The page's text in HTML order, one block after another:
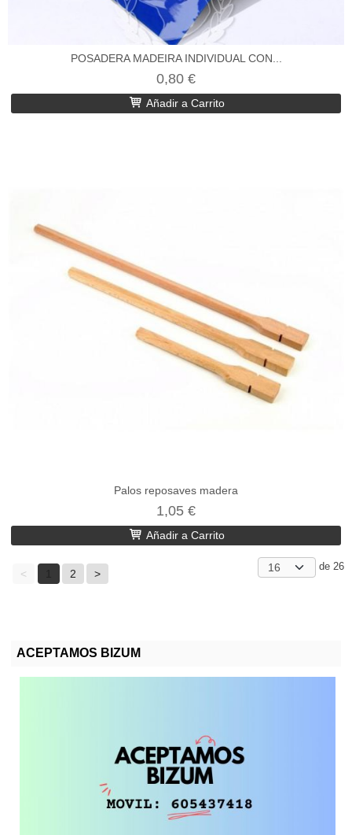
ACEPTAMOS BIZUM
POSADERA MADEIRA INDIVIDUAL CON...
0,80 €
Añadir a Carrito
Palos reposaves madera
1,05 €
Añadir a Carrito
< 2 >
de 26